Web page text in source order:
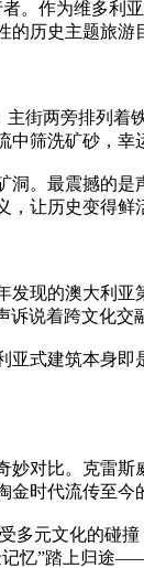
。作为维多利
历史主题旅游
街两旁排列着
筛洗矿砂，幸
洞。最震撼的
让历史变得鲜
现的澳大利
说着跨文化交
式建筑本身即
对比。克雷斯
时代流传至今
多元文化的碰
记忆”踏上归途